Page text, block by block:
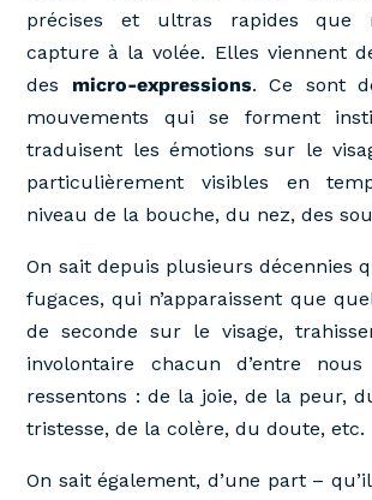
précises et ultras rapides que
capture à la volée. Elles viennent
des micro-expressions. Ce sont
mouvements qui se forment
traduisent les émotions sur le
particulièrement visibles en
niveau de la bouche, du nez, des
On sait depuis plusieurs décennies
fugaces, qui n’apparaissent que
de seconde sur le visage,
involontaire chacun d’entre
ressentons : de la joie, de la peur,
tristesse, de la colère, du doute, etc.
On sait également, d’une part –